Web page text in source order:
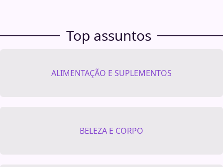
Top assuntos
ALIMENTAÇÃO E SUPLEMENTOS
BELEZA E CORPO